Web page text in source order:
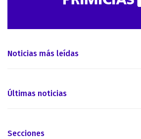
Noticias más leídas
Últimas noticias
Secciones